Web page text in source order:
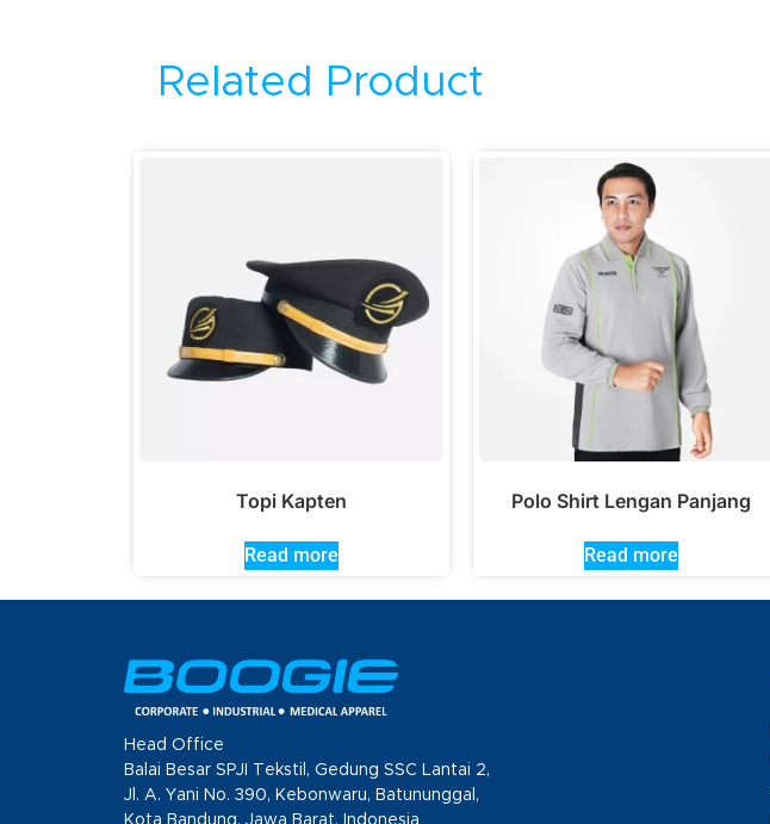
Related Product
Topi Kapten
Read more
Polo Shirt Lengan Panjang
Read more
Head Office
Balai Besar SPJI Tekstil, Gedung SSC Lantai 2,
Jl. A. Yani No. 390, Kebonwaru, Batununggal,
Kota Bandung, Jawa Barat, Indonesia